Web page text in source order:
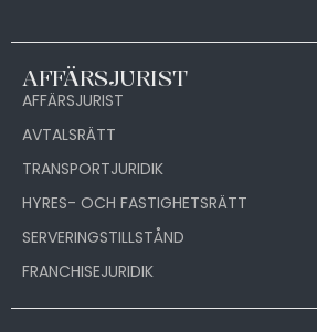
AFFÄRSJURIST
AFFÄRSJURIST
AVTALSRÄTT
TRANSPORTJURIDIK
HYRES- OCH FASTIGHETSRÄTT
SERVERINGSTILLSTÅND
FRANCHISEJURIDIK